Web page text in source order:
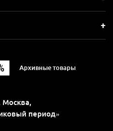
Архивные товары
Москва,
период»